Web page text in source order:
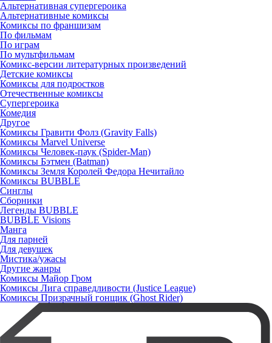
Альтернативная супергероика
Альтернативные комиксы
Комиксы по франшизам
По фильмам
По играм
По мультфильмам
Комикс-версии литературных произведений
Детские комиксы
Комиксы для подростков
Отечественные комиксы
Супергероика
Комедия
Другое
Комиксы Гравити Фолз (Gravity Falls)
Комиксы Marvel Universe
Комиксы Человек-паук (Spider-Man)
Комиксы Бэтмен (Batman)
Комиксы Земля Королей Федора Нечитайло
Комиксы BUBBLE
Синглы
Сборники
Легенды BUBBLE
BUBBLE Visions
Манга
Для парней
Для девушек
Мистика/ужасы
Другие жанры
Комиксы Майор Гром
Комиксы Лига справедливости (Justice League)
Комиксы Призрачный гонщик (Ghost Rider)